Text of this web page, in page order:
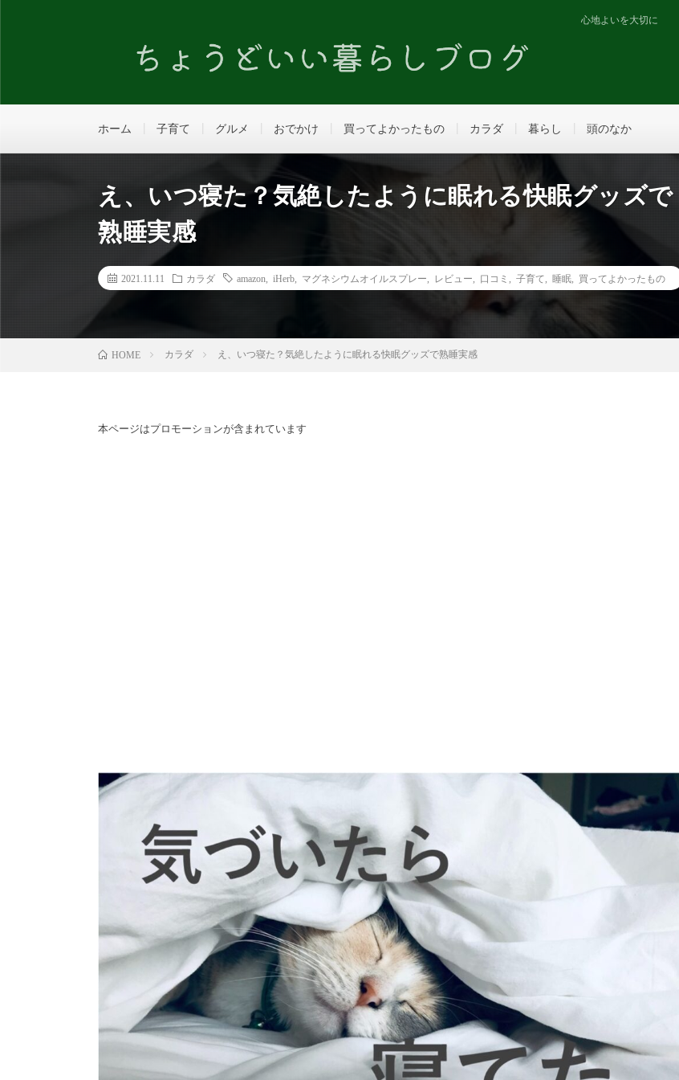
心地よいを大切に
ホーム 子育て グルメ おでかけ 買ってよかったもの カラダ 暮らし 頭のなか
え、いつ寝た？気絶したように眠れる快眠グッズで
熟睡実感
2021.11.11 カラダ amazon ,iHerb マグネシウムオイルスプレー レビュー 口コミ ,子育て ,睡眠 買ってよかったもの
HOME カラダ え、いつ寝た？気絶したように眠れる快眠グッズで熟睡実感
本ページはプロモーションが含まれています